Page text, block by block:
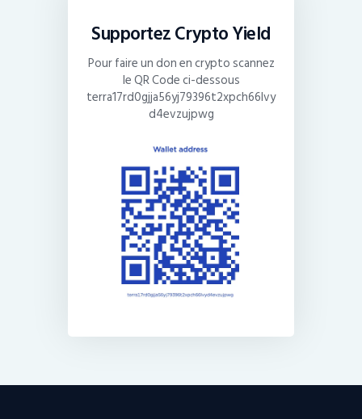
Supportez Crypto Yield
Pour faire un don en crypto scannez
le QR Code ci-dessous
terra17rd0gjja56yj79396t2xpch66lvy
d4evzujpwg